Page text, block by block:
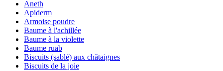
Aneth
Apiderm
Armoise poudre
Baume à l'achillée
Baume à la violette
Baume ruab
Biscuits (sablé) aux châtaignes
Biscuits de la joie